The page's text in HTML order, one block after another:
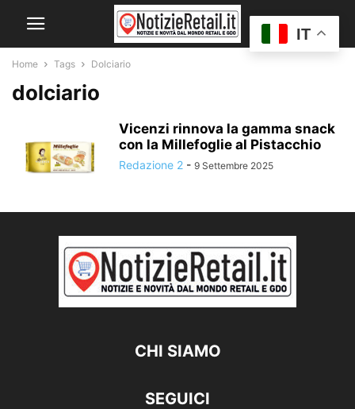
Home Tags Dolciario
dolciario
Vicenzi rinnova la gamma snack
con la Millefoglie al Pistacchio
Redazione 2 - 9 Settembre 2025
CHI SIAMO
SEGUICI
IT